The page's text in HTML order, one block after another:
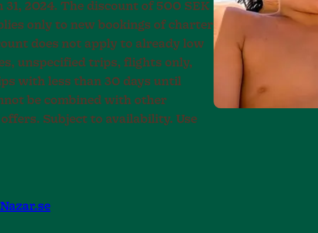
31, 2024. The discount of 500 SEK
only to new bookings of charter
does not apply to already low
unspecified trips, flights only,
with less than 30 days until
be combined with other
Subject to availability. Use